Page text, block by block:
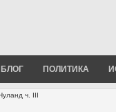
ПОЛИТИКА
ч. III